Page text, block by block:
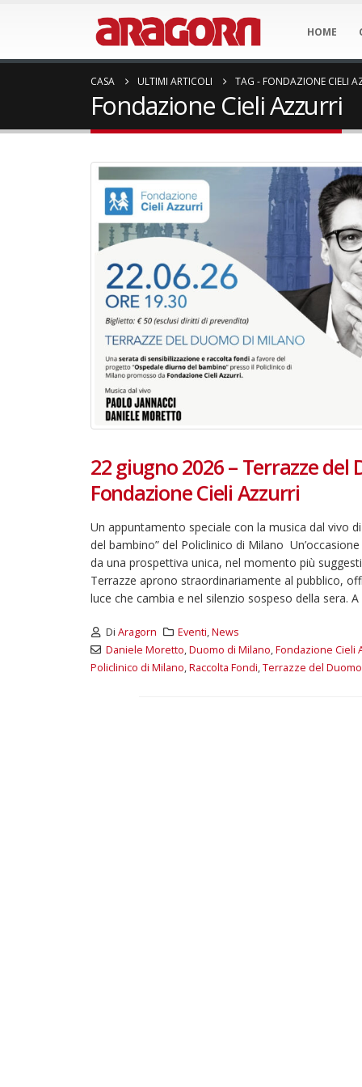
HOME
CASA ULTIMI ARTICOLI TAG - FONDAZIONE CIELI
Fondazione Cieli Azzurri
22 giugno 2026 – Terrazze
Fondazione Cieli Azzurri
Un appuntamento speciale con la musica dal vivo
del bambino” del Policlinico di Milano
da una prospettiva unica, nel momento più
Terrazze aprono straordinariamente al pubblico,
luce che cambia e nel silenzio sospeso della sera. A
Di Aragorn Eventi,News
Daniele Moretto,Duomo di Milano,Fondazione Cieli
Policlinico di Milano,Raccolta Fondi,Terrazze del Duomo